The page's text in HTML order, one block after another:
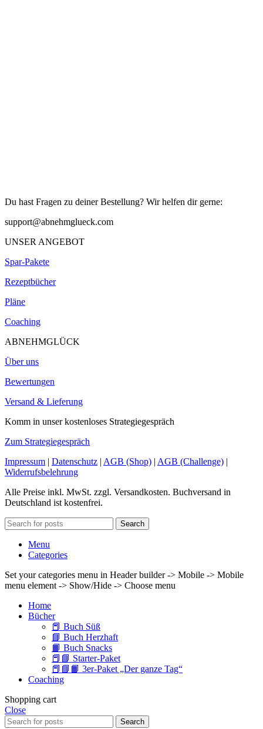
Du hast Fragen zu deiner Bestellung? Wir helfen dir gerne:
support@abnehmglueck.com
UNSER ANGEBOT
Spar-Pakete
Rezeptbücher
Pläne
Coaching
ABNEHMGLÜCK
Über uns
Bewertungen
Versand & Lieferung
Komm in unser kostenloses Strategiegespräch
Zum Strategiegespräch
Impressum | Datenschutz | AGB (Shop) | AGB (Challenge) |
Widerrufsbelehrung
Alle Preise inkl. MwSt. zzgl. Versandkosten. Buchversand in
Deutschland ist kostenfrei.
Search
Menu
Categories
Set your categories menu in Header builder -> Mobile -> Mobile
menu element -> Show/Hide -> Choose menu
Home
Bücher
📕 Buch Süß
📘 Buch Herzhaft
📙 Buch Snacks
📕📘 Starter-Paket
📕📘📙 3er-Paket „Der ganze Tag“
Coaching
Shopping cart
Close
Search